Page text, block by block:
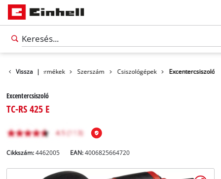
Vissza |Termékek Szerszám Csiszológépek Excentercsiszoló
Excentercsiszoló
TC-RS 425 E
Cikkszám: 4462005 EAN:4006825664720